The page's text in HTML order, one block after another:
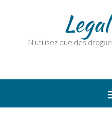
N'utilisez que des